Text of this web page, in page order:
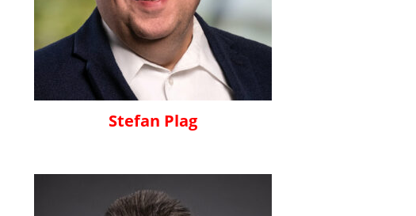
Stefan Plag